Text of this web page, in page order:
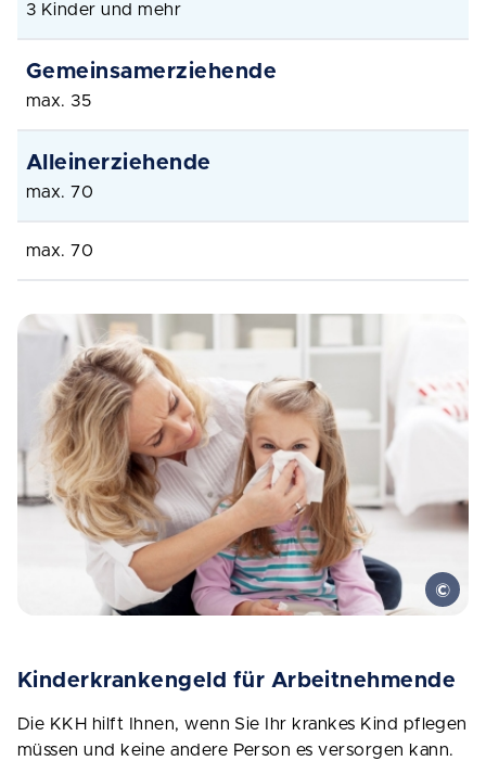
3 Kinder und mehr
max. 35
max. 70
max. 70
Kinderkrankengeld für Arbeitnehmende
Die KKH hilft Ihnen, wenn Sie Ihr krankes Kind pflegen
müssen und keine andere Person es versorgen kann.